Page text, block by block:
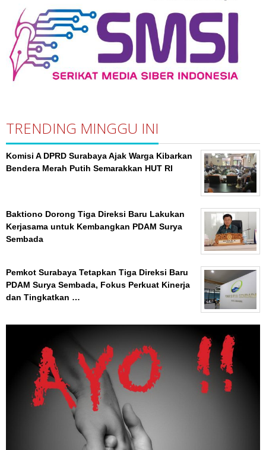
TRENDING MINGGU INI
Komisi A DPRD Surabaya Ajak Warga Kibarkan
Bendera Merah Putih Semarakkan HUT RI
Baktiono Dorong Tiga Direksi Baru Lakukan
Kerjasama untuk Kembangkan PDAM Surya
Sembada
Pemkot Surabaya Tetapkan Tiga Direksi Baru
PDAM Surya Sembada, Fokus Perkuat Kinerja
dan Tingkatkan …